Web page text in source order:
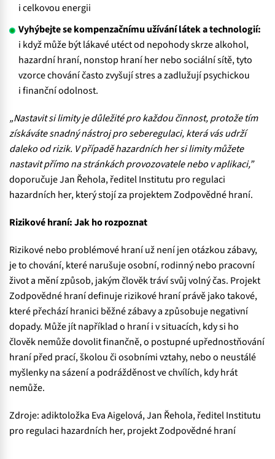
i celkovou energii
Vyhýbejte se kompenzačnímu užívání látek a technologií:
i když může být lákavé utéct od nepohody skrze alkohol,
hazardní hraní, nonstop hraní her nebo sociální sítě, tyto
vzorce chování často zvyšují stres a zadlužují psychickou
i finanční odolnost.
„Nastavit si limity je důležité pro každou činnost, protože tím
získáváte snadný nástroj pro seberegulaci, která vás udrží
daleko od rizik. V případě hazardních her si limity můžete
nastavit přímo na stránkách provozovatele nebo v aplikaci,”
doporučuje Jan Řehola, ředitel Institutu pro regulaci
hazardních her, který stojí za projektem Zodpovědné hraní.
Rizikové hraní: Jak ho rozpoznat
Rizikové nebo problémové hraní už není jen otázkou zábavy,
je to chování, které narušuje osobní, rodinný nebo pracovní
život a mění způsob, jakým člověk tráví svůj volný čas. Projekt
Zodpovědné hraní definuje rizikové hraní právě jako takové,
které přechází hranici běžné zábavy a způsobuje negativní
dopady. Může jít například o hraní i v situacích, kdy si ho
člověk nemůže dovolit finančně, o postupné upřednostňování
hraní před prací, školou či osobními vztahy, nebo o neustálé
myšlenky na sázení a podrážděnost ve chvílích, kdy hrát
nemůže.
Zdroje: adiktoložka Eva Aigelová, Jan Řehola, ředitel Institutu
pro regulaci hazardních her, projekt Zodpovědné hraní